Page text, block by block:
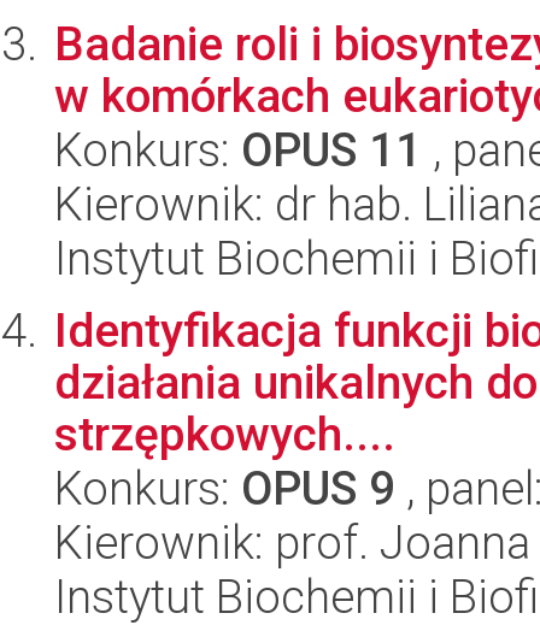
Badanie roli i
w komórkach
Konkurs: OPUS 11 ,
Kierownik: dr hab.
Instytut Biochemii i
Identyfikacja funkcji
działania unikalnych
strzępkowych....
Konkurs: OPUS 9 ,
Kierownik: prof.
Instytut Biochemii i